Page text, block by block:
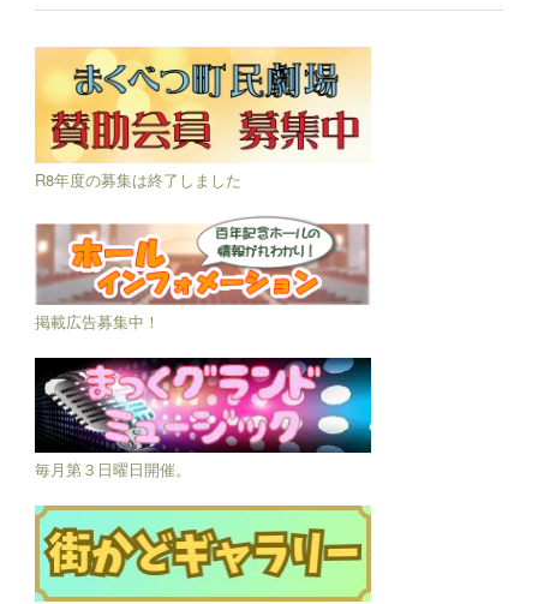
R8年度の募集は終了しました
掲載広告募集中！
毎月第３日曜日開催。